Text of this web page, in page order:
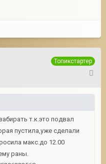
Топикстартер
т.к.это подвал
пустила,уже сделали
макс.до 12.00
раны.